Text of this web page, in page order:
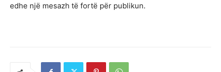
edhe një mesazh të fortë për publikun.